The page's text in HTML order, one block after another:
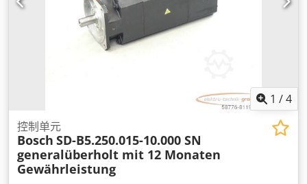
1 /4
控制单元
Bosch SD-B5.250.015-10.000 SN
generalüberholt mit 12 Monaten
Gewährleistung